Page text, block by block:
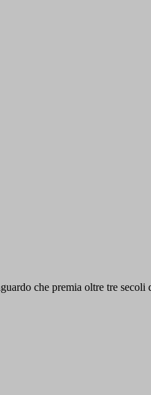
che premia oltre tre secoli